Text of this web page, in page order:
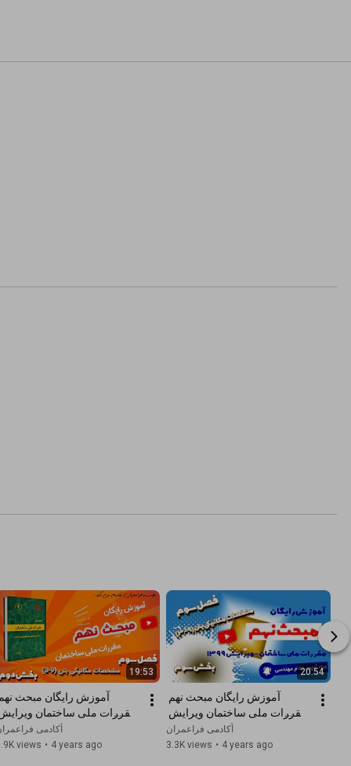
19:53
مکانیکی بتن (بخش
آکادمی
views • 4 years ago
20:54
1399 | فصل سوم : مشخصات
مکانیکی بتن (بخش سوم)
آکادمی فراعمران
3.3K views • 4 years ago